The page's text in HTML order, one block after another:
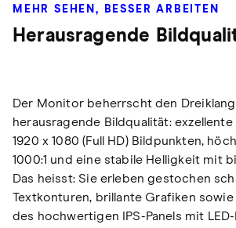
MEHR SEHEN, BESSER ARBEITEN
Herausragende
Der Monitor beherrscht den
herausragende Bildqualität:
1920 x 1080 (Full HD) Bildpunkten,
1000:1 und eine stabile Helligkeit mit
Das heisst: Sie erleben gestochen
Textkonturen, brillante Grafiken sowie
des hochwertigen IPS-Panels mit